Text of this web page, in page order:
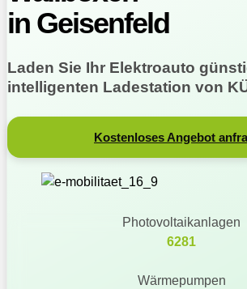
in Geisenfeld
Laden Sie Ihr Elektroauto
intelligenten Ladestation von
Kostenloses Angebot
Photovoltaikanlagen
6281
Wärmepumpen